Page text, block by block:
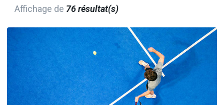
Affichage de 76 résultat(s)